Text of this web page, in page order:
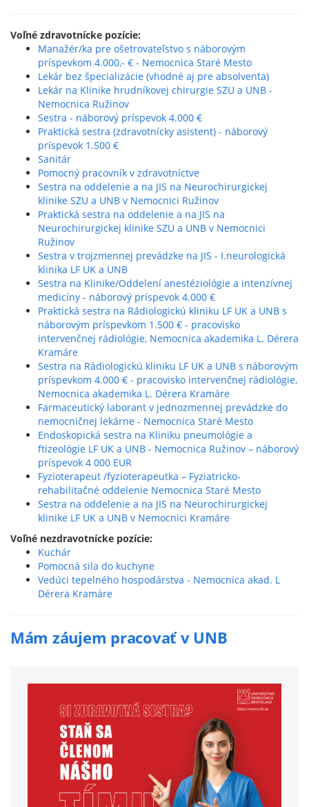
Voľné zdravotnícke pozície:
Manažér/ka pre ošetrovateľstvo s náborovým
príspevkom 4.000,- € - Nemocnica Staré Mesto
Lekár bez špecializácie (vhodné aj pre absolventa)
Lekár na Klinike hrudníkovej chirurgie SZU a UNB -
Nemocnica Ružinov
Sestra - náborový príspevok 4.000 €
Praktická sestra (zdravotnícky asistent) - náborový
príspevok 1.500 €
Sanitár
Pomocný pracovník v zdravotníctve
Sestra na oddelenie a na JIS na Neurochirurgickej
klinike SZU a UNB v Nemocnici Ružinov
Praktická sestra na oddelenie a na JIS na
Neurochirurgickej klinike SZU a UNB v Nemocnici
Ružinov
Sestra v trojzmennej prevádzke na JIS - I.neurologická
klinika LF UK a UNB
Sestra na Klinike/Oddelení anestéziológie a intenzívnej
medicíny - náborový príspevok 4.000 €
Praktická sestra na Rádiologickú kliniku LF UK a UNB s
náborovým príspevkom 1.500 € - pracovisko
intervenčnej rádiológie, Nemocnica akademika L. Dérera
Kramáre
Sestra na Rádiologickú kliniku LF UK a UNB s náborovým
príspevkom 4.000 € - pracovisko intervenčnej rádiológie,
Nemocnica akademika L. Dérera Kramáre
Farmaceutický laborant v jednozmennej prevádzke do
nemocničnej lekárne - Nemocnica Staré Mesto
Endoskopická sestra na Kliniku pneumológie a
ftizeológie LF UK a UNB - Nemocnica Ružinov – náborový
príspevok 4 000 EUR
Fyzioterapeut /fyzioterapeutka – Fyziatricko-
rehabilitačné oddelenie Nemocnica Staré Mesto
Sestra na oddelenie a na JIS na Neurochirurgickej
klinike LF UK a UNB v Nemocnici Kramáre
Voľné nezdravotnícke pozície:
Kuchár
Pomocná sila do kuchyne
Vedúci tepelného hospodárstva - Nemocnica akad. L
Dérera Kramáre
Mám záujem pracovať v UNB